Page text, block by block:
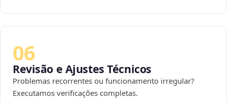
06
Revisão e Ajustes Técnicos
Problemas recorrentes ou funcionamento irregular?
Executamos verificações completas.